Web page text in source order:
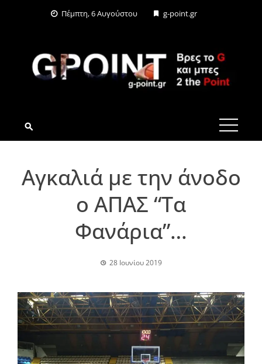
Πέμπτη, 6 Αυγούστου g-point.gr
G-POINT.GR
Αγκαλιά με την άνοδο
ο ΑΠΑΣ “Τα
Φανάρια”…
28 Ιουνίου 2019